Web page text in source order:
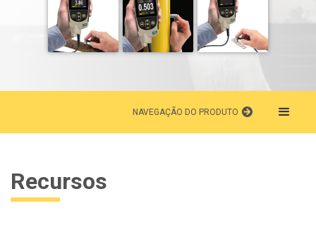
NAVEGAÇÃO DO PRODUTO
Recursos